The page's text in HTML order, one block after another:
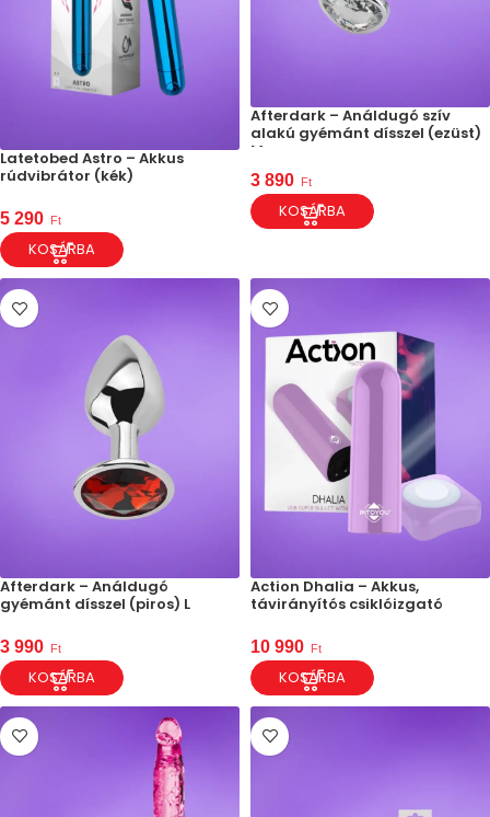
Latetobed Astro – Akkus
rúdvibrátor (kék)
5 290 Ft
KOSÁRBA
Afterdark – Análdugó szív
alakú gyémánt dísszel (ezüst)
M
3 890 Ft
KOSÁRBA
Afterdark – Análdugó
gyémánt dísszel (piros) L
3 990 Ft
KOSÁRBA
Action Dhalia – Akkus,
távirányítós csiklóizgató
10 990 Ft
KOSÁRBA